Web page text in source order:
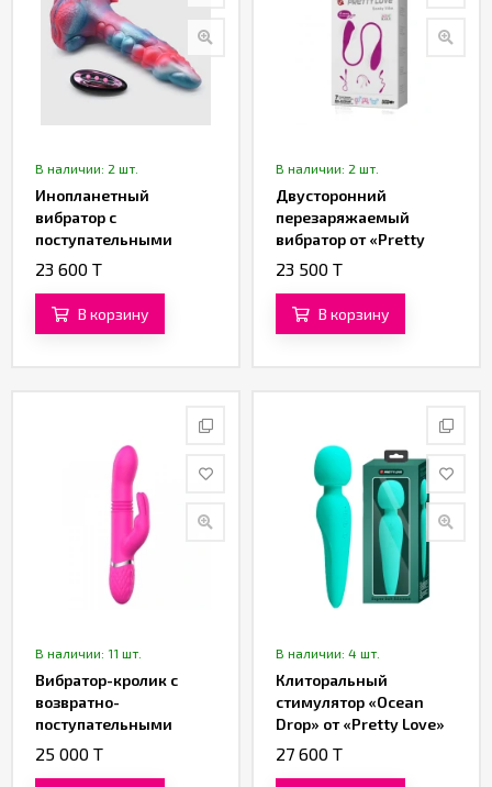
В наличии: 2 шт.
Инопланетный
вибратор с
поступательными
движениями
23 600 T
В корзину
В наличии: 2 шт.
Двусторонний
перезаряжаемый
вибратор от «Pretty
love»
23 500 T
В корзину
В наличии: 11 шт.
Вибратор-кролик с
возвратно-
поступательными
движениями от
25 000 T
В наличии: 4 шт.
Клиторальный
стимулятор «Ocean
Drop» от «Pretty Love»
(бирюзовый)
27 600 T